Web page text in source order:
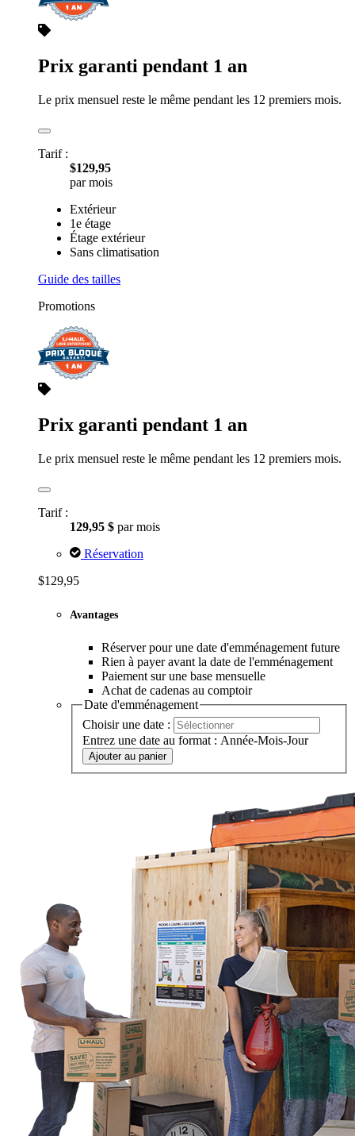
Prix garanti pendant 1 an
Le prix mensuel reste le même pendant les 12 premiers mois.
Tarif :
$129,95
par mois
Extérieur
1e étage
Étage extérieur
Sans climatisation
Guide des tailles
Promotions
Prix garanti pendant 1 an
Le prix mensuel reste le même pendant les 12 premiers mois.
Tarif :
129,95 $ par mois
Réservation
$129,95
Avantages
Réserver pour une date d'emménagement future
Rien à payer avant la date de l'emménagement
Paiement sur une base mensuelle
Achat de cadenas au comptoir
Date d'emménagement
Choisir une date :
Entrez une date au format : Année-Mois-Jour
Ajouter au panier